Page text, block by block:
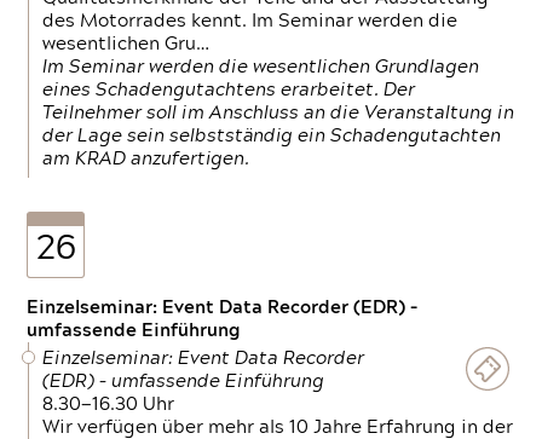
des Motorrades kennt. Im Seminar werden die
wesentlichen Gru…
Im Seminar werden die wesentlichen Grundlagen
eines Schadengutachtens erarbeitet. Der
Teilnehmer soll im Anschluss an die Veranstaltung in
der Lage sein selbstständig ein Schadengutachten
am KRAD anzufertigen.
26
Einzelseminar: Event Data Recorder (EDR) –
umfassende Einführung
Einzelseminar: Event Data Recorder
(EDR) – umfassende Einführung
8.30—16.30 Uhr
Wir verfügen über mehr als 10 Jahre Erfahrung in der